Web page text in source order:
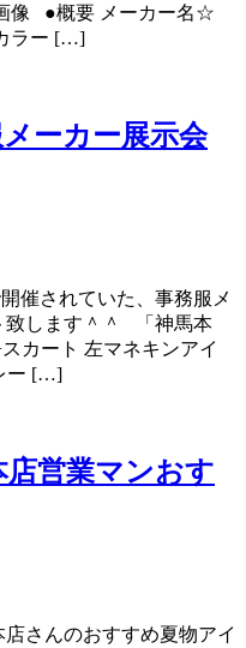
像 ●概要 メーカー名☆
ラー […]
ーカー展示会
催されていた、事務服メ
致します＾＾ 「神馬本
カート 左マネキンアイ
ー […]
営業マンおす
さんのおすすめ夏物アイ